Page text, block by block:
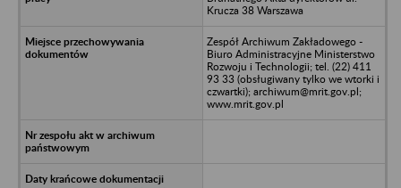
Krucza 38 Warszawa
Zespół Archiwum Zakładowego -
Biuro Administracyjne Ministerstwo
Rozwoju i Technologii; tel. (22) 411
93 33 (obsługiwany tylko we wtorki i
czwartki); archiwum@mrit.gov.pl;
www.mrit.gov.pl